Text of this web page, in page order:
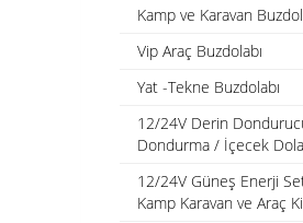
Kamp ve Karavan
Vip Araç Buzdolabı
Yat -Tekne Buzdolabı
12/24V Derin
Dondurma / İçecek
12/24V Güneş Enerji
Kamp Karavan ve Araç